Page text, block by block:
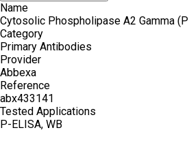
Name
Cytosolic Phospholipase A2 Gamma
Category
Primary Antibodies
Provider
Abbexa
Reference
abx433141
Tested Applications
P-ELISA, WB